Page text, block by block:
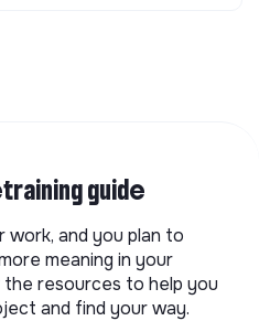
guide
work, and you plan to
meaning in your
resources to help you
and find your way.